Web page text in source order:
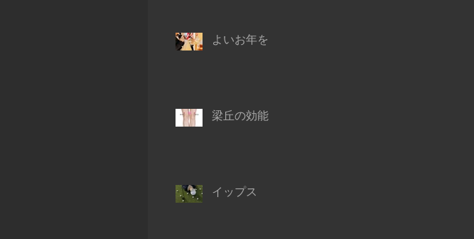
よいお年を
梁丘の効能
イップス